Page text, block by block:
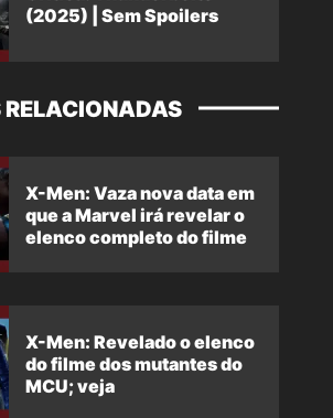
(2025) | Sem Spoilers
X-Men: Vaza nova data em
que a Marvel irá revelar o
elenco completo do filme
X-Men: Revelado o elenco
do filme dos mutantes do
MCU; veja